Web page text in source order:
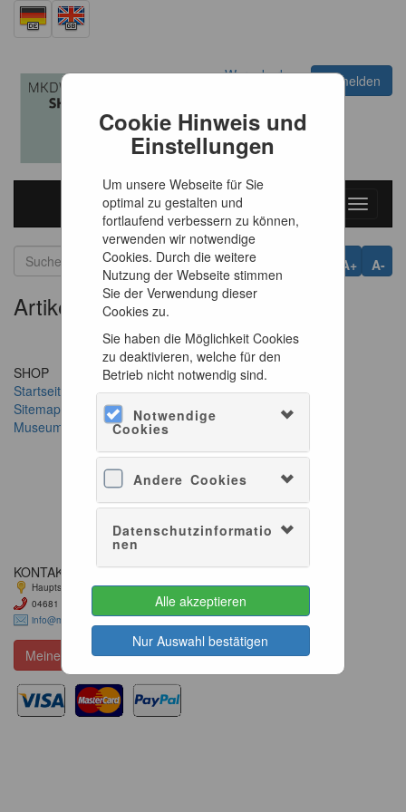
Cookie Hinweis und
Einstellungen
Um unsere Webseite für Sie
optimal zu gestalten und
fortlaufend verbessern zu können,
verwenden wir notwendige
Cookies. Durch die weitere
Nutzung der Webseite stimmen
Sie der Verwendung dieser
Cookies zu.
Sie haben die Möglichkeit Cookies
zu deaktivieren, welche für den
Betrieb nicht notwendig sind.
Notwendige
Cookies
Andere Cookies
Datenschutzinformatio
nen
Alle akzeptieren
Nur Auswahl bestätigen
Warenkorb
Anmelden
Toggle
A-
A+
Artikel nicht gefunden
SHOP
Startseite
Sitemap
Museum Kunst der Westküste
SERVICE
Konto verwalten
INFORMATION
Datenschutz
Cookie-Verwendung
AGB
Widerrufsbelehrung
Barrierefreiheit
KONTAKT
Hauptstraße 7, 25938 Alkersum
04681 747400
info@mkdw.de
Meinen Kauf widerrufen